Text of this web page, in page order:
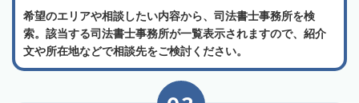
希望のエリアや相談したい内容から、司法書士事務所を検
索。該当する司法書士事務所が一覧表示されますので、紹介
文や所在地などで相談先をご検討ください。